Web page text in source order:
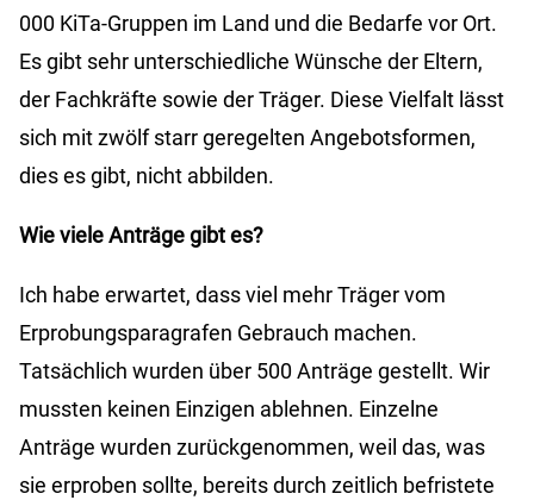
000 KiTa-Gruppen im Land und die Bedarfe vor Ort.
Es gibt sehr unterschiedliche Wünsche der Eltern,
der Fachkräfte sowie der Träger. Diese Vielfalt lässt
sich mit zwölf starr geregelten Angebotsformen,
dies es gibt, nicht abbilden.
Wie viele Anträge gibt es?
Ich habe erwartet, dass viel mehr Träger vom
Erprobungsparagrafen Gebrauch machen.
Tatsächlich wurden über 500 Anträge gestellt. Wir
mussten keinen Einzigen ablehnen. Einzelne
Anträge wurden zurückgenommen, weil das, was
sie erproben sollte, bereits durch zeitlich befristete